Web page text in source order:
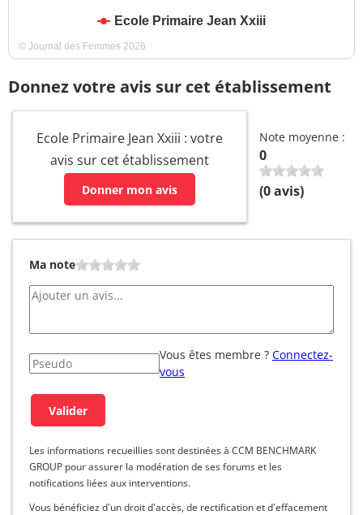
Ecole Primaire Jean Xxiii
© Journal des Femmes 2026
Donnez votre avis sur cet établissement
Ecole Primaire Jean Xxiii : votre
avis sur cet établissement
Donner mon avis
Note moyenne :
0
(0avis)
Ma note
Vous êtes membre ? Connectez-
vous
Les informations recueillies sont destinées à CCM BENCHMARK
GROUP pour assurer la modération de ses forums et les
notifications liées aux interventions.
Vous bénéficiez d'un droit d'accès, de rectification et d'effacement